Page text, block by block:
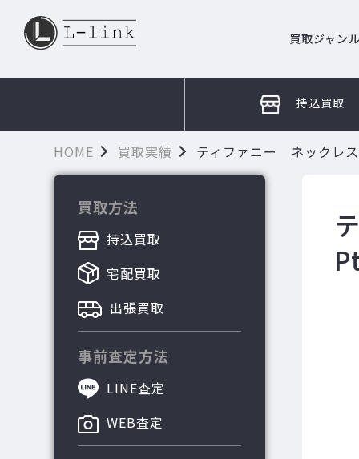
買取ジャン
持込買取
HOME 買取実績 ティファニー ネックレ
買取方法
持込買取
宅配買取
出張買取
事前査定方法
LINE査定
WEB査定